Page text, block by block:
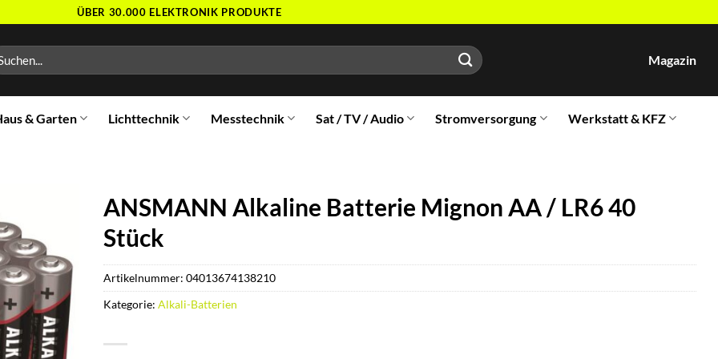
ÜBER 30.000 ELEKTRONIK PRODUKTE
Magazin
& Garten Lichttechnik Messtechnik Sat / TV / Audio Stromversorgung Werkstatt & KFZ
ANSMANN Alkaline Batterie Mignon AA / LR6 40
Stück
Artikelnummer: 04013674138210
Kategorie: Alkali-Batterien